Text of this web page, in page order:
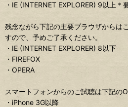
・IE (INTERNET EXPLORER) 9以上＊
残念ながら下記の主要ブラウザからは
すので、予めご了承ください。
・IE (INTERNET EXPLORER) 8以下
・FIREFOX
・OPERA
スマートフォンからのご試聴は下記の
・iPhone 3G以降